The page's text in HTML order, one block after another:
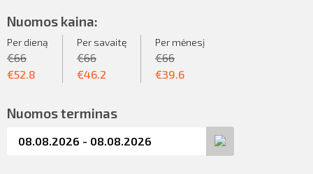
Nuomos kaina:
Per dieną
€66
€52.8
Per savaitę
€66
€46.2
Per mėnesį
€66
€39.6
Nuomos terminas